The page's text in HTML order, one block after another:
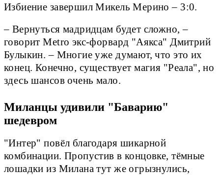
Избиение завершил Микель Мерино – 3:0.
– Вернуться мадридцам будет сложно, –
говорит Metro экс-форвард "Аякса" Дмитрий
Булыкин. – Многие уже думают, что это их
конец. Конечно, существует магия "Реала", но
здесь шансов очень мало.
Миланцы удивили "Баварию"
шедевром
"Интер" повёл благодаря шикарной
комбинации. Пропустив в концовке, тёмные
лошадки из Милана тут же огрызнулись,